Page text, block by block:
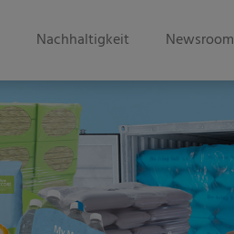
Nachhaltigkeit Newsroom